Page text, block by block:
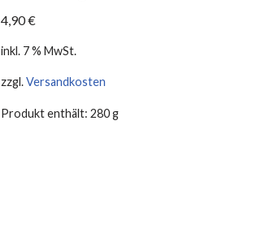
4,90€
inkl. 7 % MwSt.
zzgl.Versandkosten
Produkt enthält: 280g